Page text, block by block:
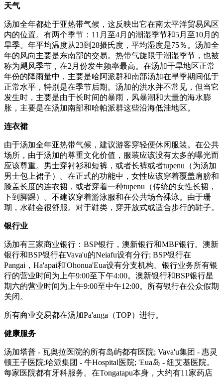
天气
汤加全年都处于亚热带气候，这反映出它在南太平洋贸易风区
内的位置。有两个季节：11月至4月的潮湿季节和5月至10月的
旱季。年平均温度从23到28摄氏度，平均湿度是75％。汤加全
年的风向主要是东南部的交易。热带气旋限于潮湿季节，也被
称为飓风季节，在2月份发生频率最高。在汤加干旱地区正常
年份的降雨量中，主要是哈阿派群和南部汤加在旱季期间低于
正常水平，特别是在季节后期。汤加的洪水并不常见，但当它
发生时，主要是由于长时间的暴雨，风暴潮和大量的海水膨
胀，主要是在汤加南部和哈帕派群这些沿海低洼地区。
连衣裙
由于汤加全年亚热带气候，建议游客穿轻便休闲服装。在公共
场所，由于汤加的尊重文化价值，服装应该没有太多的曝光而
应该尊重。男士穿衬衫和短裤，或者长裤或者tupenu（为汤加
男士包上裙子）。在正式的功能中，女性应该穿着覆盖肩膀和
膝盖长度的连衣裙，或者穿着一种tupenu（传统的女性长裙，
下到脚踝）。不建议穿着游泳服和在公共场合裸泳。由于珊
瑚，水鞋会很舒服。对于鞋类，穿开放式或适合步行的鞋子。
银行业
汤加有三家商业银行：BSP银行，澳新银行和MBF银行。澳新
银行和BSP银行在Vava'u的Neiafu设有分行; BSP银行在
Pangai，Ha'apai和'Ohonua'Eua设有分支机构。银行业务所有银
行的营业时间为上午9:00至下午4:00。澳新银行和BSP银行星
期六的营业时间为上午9:00至中午12:00。所有银行在公众假期
关闭。
所有商业交易都在汤加Pa'anga（TOP）进行。
健康服务
汤加塔普 - 瓦奥拉医院的所有岛屿都有医院; Vava'u集团 - 惠灵
顿王子医院;哈派集团 - 牛Hospital医院; 'Eua岛 - 纽艾基医院。
每家医院都有牙科服务。在Tongatapu本身，大约有11家药店